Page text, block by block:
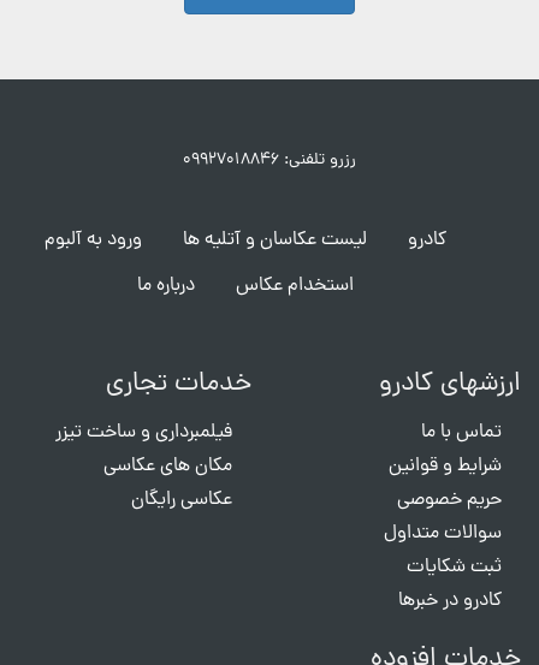
رزرو تلفنی: ۰۹۹۲۷۰۱۸۸۴۶
کادرو لیست عکاسان و آتلیه ها
ورود به آلبوم
استخدام عکاس
درباره ما
ارزشهای کادرو
تماس با ما
شرایط و قوانین
حریم خصوصی
سوالات متداول
ثبت شکایات
کادرو در خبرها
خدمات تجاری
فیلمبرداری و ساخت تیزر
مکان های عکاسی
عکاسی رایگان